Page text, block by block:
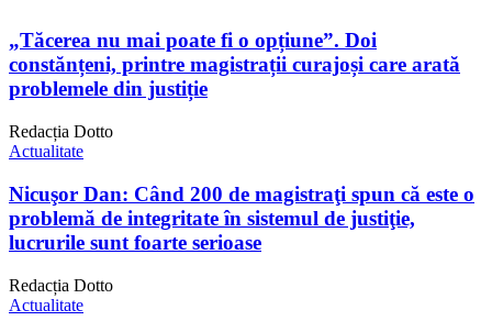
„Tăcerea nu mai poate fi o opțiune”. Doi
constănțeni, printre magistrații curajoși care arată
problemele din justiție
Redacția Dotto
Actualitate
Nicuşor Dan: Când 200 de magistraţi spun că este o
problemă de integritate în sistemul de justiţie,
lucrurile sunt foarte serioase
Redacția Dotto
Actualitate